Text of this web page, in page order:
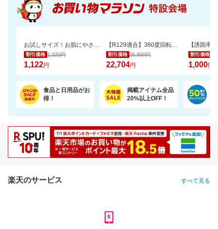
お試しサイズ！お肌にやさしいおしりふき (80枚×6パック)【楽天オリジナル】
割引価格 1,320円
1,122円
【R129適合】360度回転式 チャイルドシート ISOFIX対応 新生児から12歳まで
割引価格 25,800円
22,704円
割引価格
1,000円
食品と日用品がお
得！
掲載アイテム全品
20%以上OFF！
楽天のサービス すべて見る